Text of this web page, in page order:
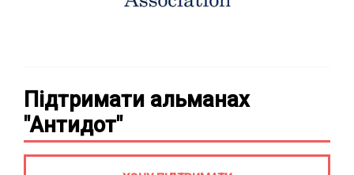
Підтримати альманах
"Антидот"